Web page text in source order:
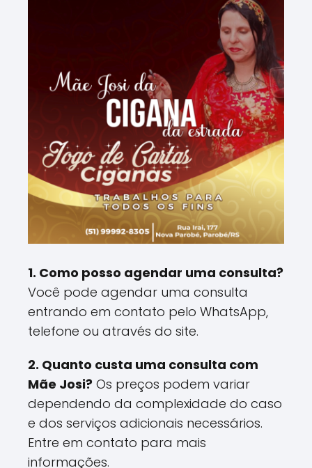
1. Como posso agendar uma consulta?
Você pode agendar uma consulta
entrando em contato pelo WhatsApp,
telefone ou através do site.
2. Quanto custa uma consulta com
Mãe Josi? Os preços podem variar
dependendo da complexidade do caso
e dos serviços adicionais necessários.
Entre em contato para mais
informações.